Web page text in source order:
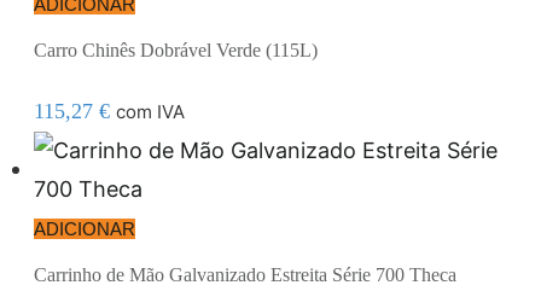
ADICIONAR
Carro Chinês Dobrável Verde (115L)
115,27 € com IVA
ADICIONAR
Carrinho de Mão Galvanizado Estreita Série 700 Theca